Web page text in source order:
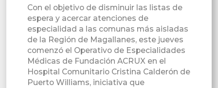
Con el objetivo de disminuir las listas de
espera y acercar atenciones de
especialidad a las comunas más aisladas
de la Región de Magallanes, este jueves
comenzó el Operativo de Especialidades
Médicas de Fundación ACRUX en el
Hospital Comunitario Cristina Calderón de
Puerto Williams, iniciativa que